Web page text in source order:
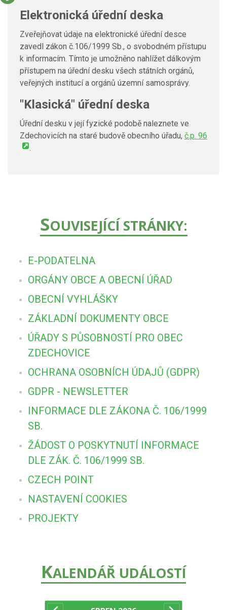
Elektronická úřední deska
Zveřejňovat údaje na elektronické úřední desce
zavedl zákon č.106/1999 Sb., o svobodném přístupu
k informacím. Tímto je umožněno nahlížet dálkovým
přístupem na úřední desku všech státních orgánů,
veřejných institucí a orgánů územní samosprávy.
"Klasická" úřední deska
Úřední desku v její fyzické podobě naleznete ve
Zdechovicích na staré budově obecního úřadu, č.p. 96
.
SOUVISEJÍCÍ STRÁNKY:
E-PODATELNA
ORGÁNY OBCE A OBECNÍ ÚŘAD
OBECNÍ VYHLÁŠKY
ZÁKLADNÍ DOKUMENTY OBCE
ÚŘADY S PŮSOBNOSTÍ PRO OBEC
ZDECHOVICE
OCHRANA OSOBNÍCH ÚDAJŮ (GDPR)
GDPR - NEWSLETTER
INFORMACE DLE ZÁKONA Č. 106/1999
SB.
ŽÁDOST O POSKYTNUTÍ INFORMACE
DLE ZÁK. Č. 106/1999 SB.
CZECH POINT
NASTAVENÍ COOKIES
PROJEKTY
KALENDÁŘ UDÁLOSTÍ